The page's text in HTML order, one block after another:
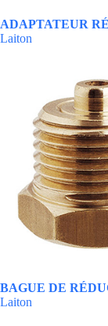
ADAPTATEUR
Laiton
BAGUE DE
Laiton